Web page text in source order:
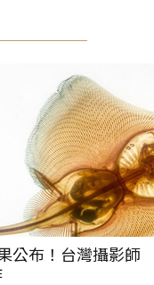
公布！台灣攝影師